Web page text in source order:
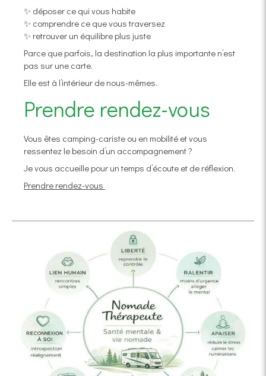
✨ déposer ce qui vous habite
✨ comprendre ce que vous traversez
✨ retrouver un équilibre plus juste
Parce que parfois, la destination la plus importante n’est
pas sur une carte.
Elle est à l’intérieur de nous-mêmes.
Prendre rendez-vous
Vous êtes camping-cariste ou en mobilité et vous
ressentez le besoin d’un accompagnement ?
Je vous accueille pour un temps d’écoute et de réflexion.
Prendre rendez-vous